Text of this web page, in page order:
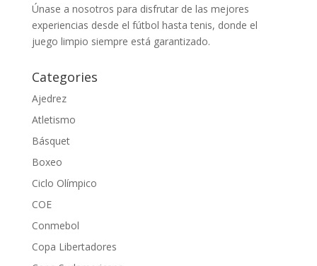
Únase a nosotros para disfrutar de las mejores
experiencias desde el fútbol hasta tenis, donde el
juego limpio siempre está garantizado.
Categories
Ajedrez
Atletismo
Básquet
Boxeo
Ciclo Olímpico
COE
Conmebol
Copa Libertadores